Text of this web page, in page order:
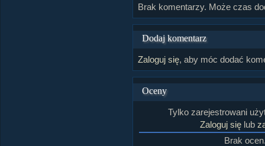
Brak komentarzy. Może czas
Dodaj komentarz
Zaloguj się, aby móc dodać
Oceny
Tylko zarejestrowani
Zaloguj się lub
Brak